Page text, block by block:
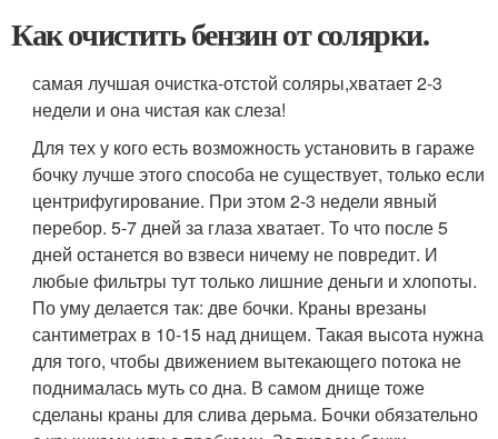
Как очистить бензин от солярки.
самая лучшая очистка-отстой соляры,хватает 2-3
недели и она чистая как слеза!
Для тех у кого есть возможность установить в гараже
бочку лучше этого способа не существует, только если
центрифугирование. При этом 2-3 недели явный
перебор. 5-7 дней за глаза хватает. То что после 5
дней останется во взвеси ничему не повредит. И
любые фильтры тут только лишние деньги и хлопоты.
По уму делается так: две бочки. Краны врезаны
сантиметрах в 10-15 над днищем. Такая высота нужна
для того, чтобы движением вытекающего потока не
поднималась муть со дна. В самом днище тоже
сделаны краны для слива дерьма. Бочки обязательно